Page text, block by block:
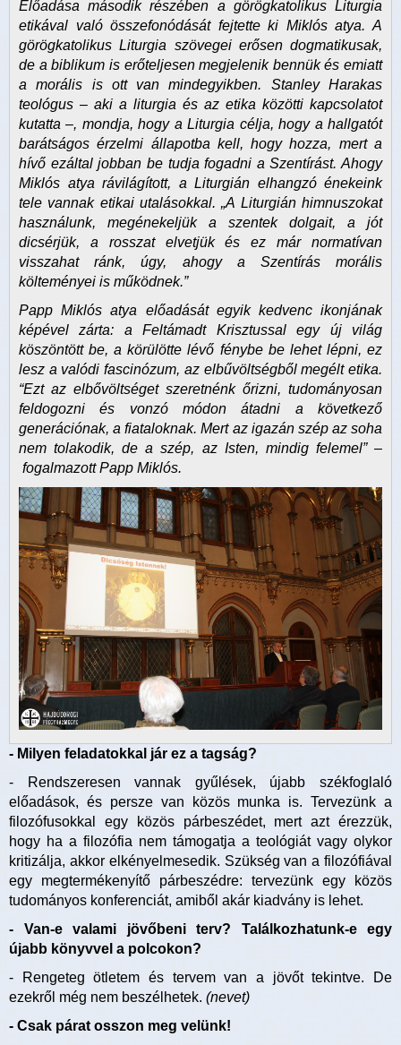
Előadása második részében a görögkatolikus Liturgia
etikával való összefonódását fejtette ki Miklós atya. A
görögkatolikus Liturgia szövegei erősen dogmatikusak,
de a biblikum is erőteljesen megjelenik bennük és emiatt
a morális is ott van mindegyikben. Stanley Harakas
teológus – aki a liturgia és az etika közötti kapcsolatot
kutatta –, mondja, hogy a Liturgia célja, hogy a hallgatót
barátságos érzelmi állapotba kell, hogy hozza, mert a
hívő ezáltal jobban be tudja fogadni a Szentírást. Ahogy
Miklós atya rávilágított, a Liturgián elhangzó énekeink
tele vannak etikai utalásokkal. „A Liturgián himnuszokat
használunk, megénekeljük a szentek dolgait, a jót
dicsérjük, a rosszat elvetjük és ez már normatívan
visszahat ránk, úgy, ahogy a Szentírás morális
költeményei is működnek.”
Papp Miklós atya előadását egyik kedvenc ikonjának
képével zárta: a Feltámadt Krisztussal egy új világ
köszöntött be, a körülötte lévő fénybe be lehet lépni, ez
lesz a valódi fascinózum, az elbűvöltségből megélt etika.
“Ezt az elbővöltséget szeretnénk őrizni, tudományosan
feldogozni és vonzó módon átadni a következő
generációnak, a fiataloknak. Mert az igazán szép az soha
nem tolakodik, de a szép, az Isten, mindig felemel” –
fogalmazott Papp Miklós.
- Milyen feladatokkal jár ez a tagság?
- Rendszeresen vannak gyűlések, újabb székfoglaló
előadások, és persze van közös munka is. Tervezünk a
filozófusokkal egy közös párbeszédet, mert azt érezzük,
hogy ha a filozófia nem támogatja a teológiát vagy olykor
kritizálja, akkor elkényelmesedik. Szükség van a filozófiával
egy megtermékenyítő párbeszédre: tervezünk egy közös
tudományos konferenciát, amiből akár kiadvány is lehet.
- Van-e valami jövőbeni terv? Találkozhatunk-e egy
újabb könyvvel a polcokon?
- Rengeteg ötletem és tervem van a jövőt tekintve. De
ezekről még nem beszélhetek. (nevet)
- Csak párat osszon meg velünk!